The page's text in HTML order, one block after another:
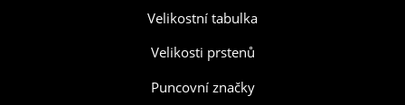
Velikostní tabulka
Velikosti prstenů
Puncovní značky